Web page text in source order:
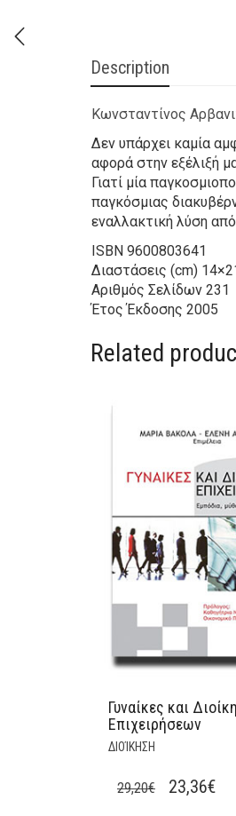
Description
Κωνσταντίνος
Δεν υπάρχει καμία
αφορά στην εξέλιξή
Γιατί μία
παγκόσμιας
εναλλακτική λύση
ISBN 9600803641
Διαστάσεις (cm)
Αριθμός Σελίδων 231
Έτος Έκδοσης 2005
Related
Γυναίκες και
Επιχειρήσεων
ΔΙΟΊΚΗΣΗ
29,20€
ORIGINAL
23,36€